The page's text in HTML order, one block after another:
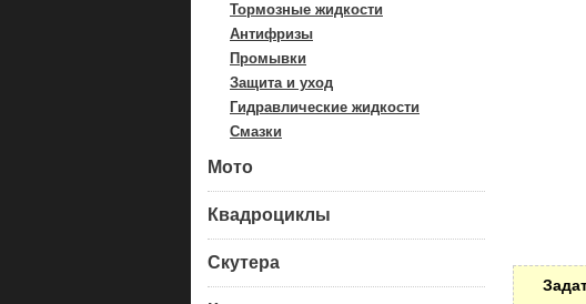
Тормозные жидкости
Антифризы
Промывки
Защита и уход
Гидравлические жидкости
Смазки
Мото
Квадроциклы
Скутера